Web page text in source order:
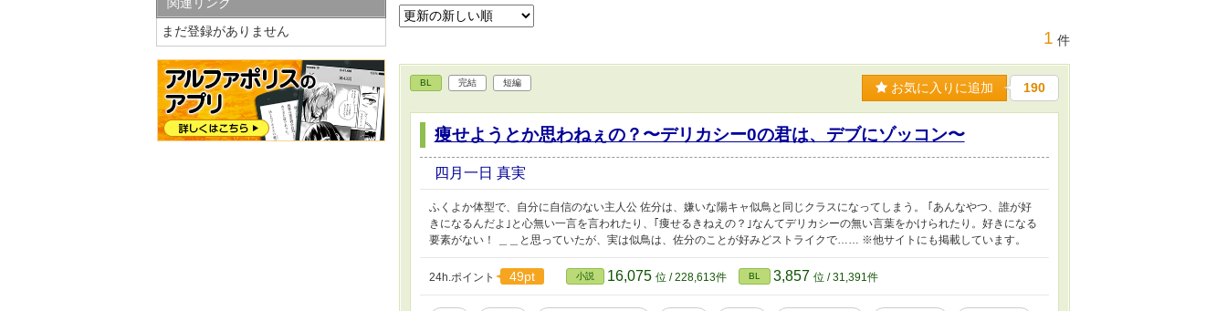
1 件
BL 完結 短編 お気に入りに追加 190
痩せようとか思わねぇの？〜デリカシー0の君は、デブにゾッコン〜
四月一日 真実
ふくよか体型で、自分に自信のない主人公 佐分は、嫌いな陽キャ似鳥と同じクラスになってしまう。 ｢あんなやつ、誰が好
きになるんだよ｣と心無い一言を言われたり、｢痩せるきねえの？｣なんてデリカシーの無い言葉をかけられたり。好きになる
要素がない！ ＿＿と思っていたが、実は似鳥は、佐分のことが好みどストライクで…… ※他サイトにも掲載しています。
24h.ポイント 49pt 小説 16,075 位 / 228,613件 BL 3,857 位 / 31,391件
まだ登録がありません